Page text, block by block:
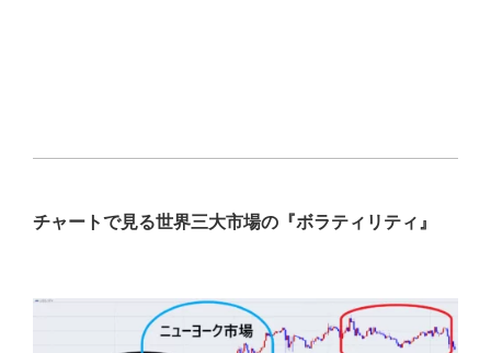
チャートで見る世界三大市場の『ボラティリティ』